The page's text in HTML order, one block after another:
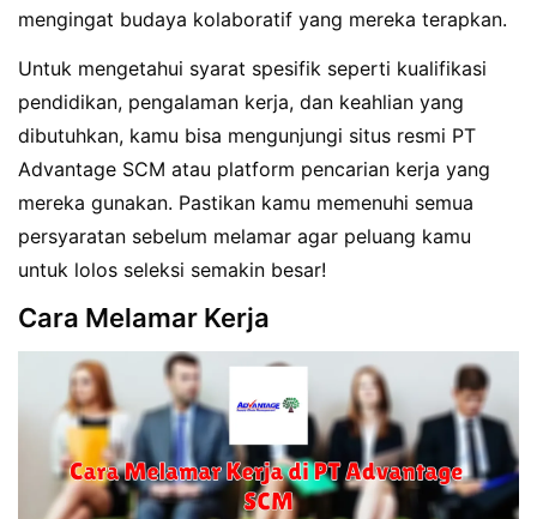
mengingat budaya kolaboratif yang mereka terapkan.
Untuk mengetahui syarat spesifik seperti kualifikasi
pendidikan, pengalaman kerja, dan keahlian yang
dibutuhkan, kamu bisa mengunjungi situs resmi PT
Advantage SCM atau platform pencarian kerja yang
mereka gunakan. Pastikan kamu memenuhi semua
persyaratan sebelum melamar agar peluang kamu
untuk lolos seleksi semakin besar!
Cara Melamar Kerja